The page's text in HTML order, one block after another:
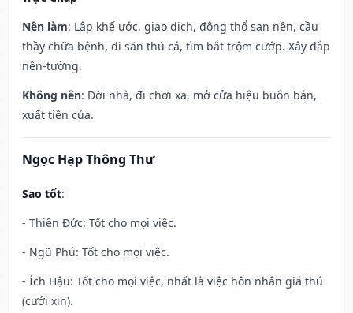
Nên làm: Lập khế ước, giao dịch, động thổ san nền, cầu
thầy chữa bệnh, đi săn thú cá, tìm bắt trộm cướp. Xây đắp
nền-tường.
Không nên: Dời nhà, đi chơi xa, mở cửa hiệu buôn bán,
xuất tiền của.
Ngọc Hạp Thông Thư
Sao tốt:
- Thiên Đức: Tốt cho mọi việc.
- Ngũ Phú: Tốt cho mọi việc.
- Ích Hậu: Tốt cho mọi việc, nhất là việc hôn nhân giá thú
(cưới xin).